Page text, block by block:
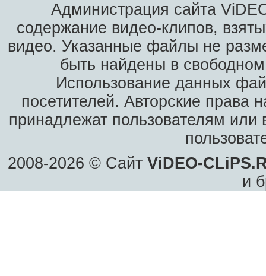
Администрация сайта
содержание видео-клипов,
видео. Указанные файлы не
быть найдены в
Использование данных
посетителей. Авторские права
принадлежат пользователям или
2008-2026 © Сайт ViDEO-
и